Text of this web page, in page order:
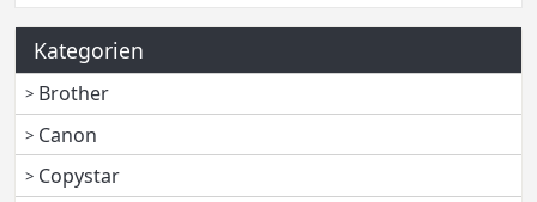
Kategorien
Brother
Canon
Copystar